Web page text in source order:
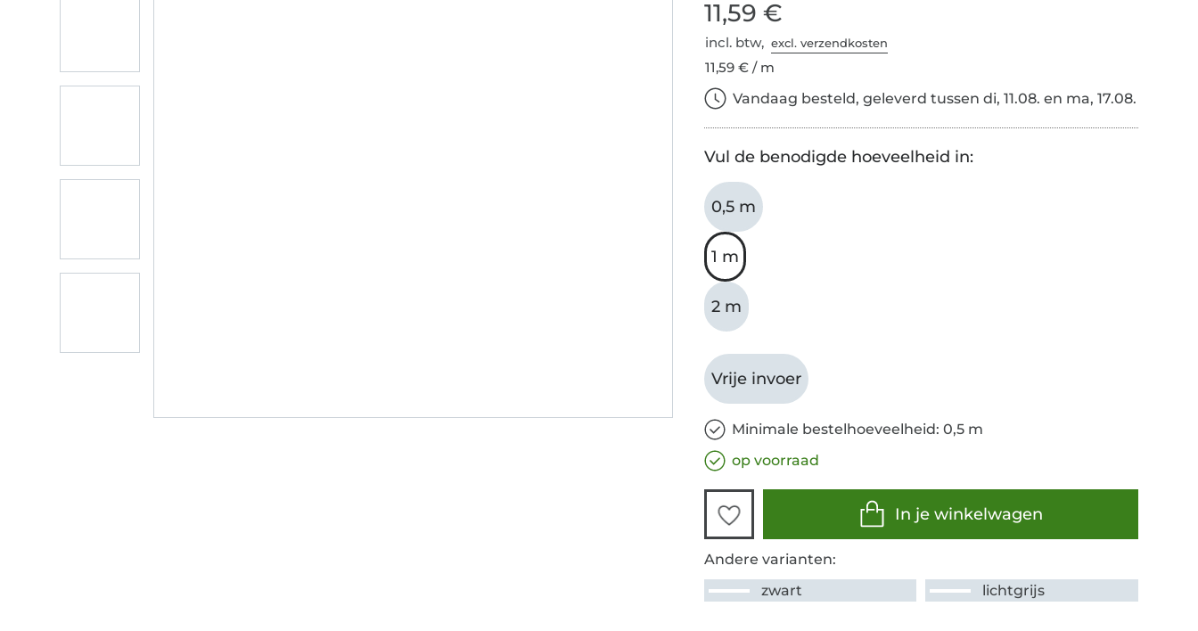
11,59 €
incl. btw,excl. verzendkosten
11,59 € / m
Vandaag besteld, geleverd tussen di, 11.08. en ma, 17.08.
Vul de benodigde hoeveelheid in:
0,5 m
1 m
2 m
Vrije invoer
Minimale bestelhoeveelheid: 0,5 m
op voorraad
In je winkelwagen
Andere varianten:
zwart
lichtgrijs